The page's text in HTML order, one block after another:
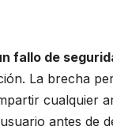
fallo de
La brecha
cualquier
antes de